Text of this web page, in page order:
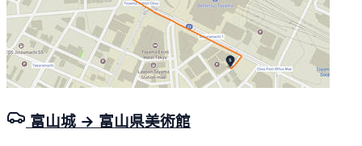
富山城 → 富山県美術館